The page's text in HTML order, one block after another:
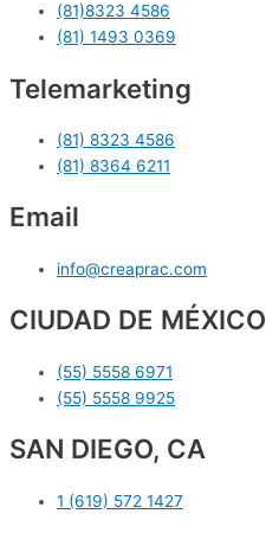
(81)8323 4586
(81) 1493 0369
Telemarketing
(81) 8323 4586
(81) 8364 6211
Email
info@creaprac.com
CIUDAD DE MÉXICO
(55) 5558 6971
(55) 5558 9925
SAN DIEGO, CA
1 (619) 572 1427